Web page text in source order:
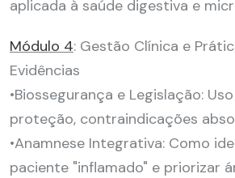
aplicada à saúde digestiva e
Módulo 4: Gestão Clínica e
Evidências
•Biossegurança e Legislação:
proteção, contraindicações
•Anamnese Integrativa: Como
paciente "inflamado" e priorizar